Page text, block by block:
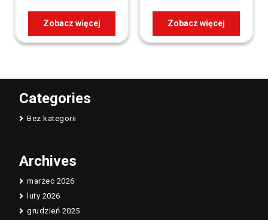
Zobacz więcej Zobacz więcej
Categories
Bez kategorii
Archives
marzec 2026
luty 2026
grudzień 2025